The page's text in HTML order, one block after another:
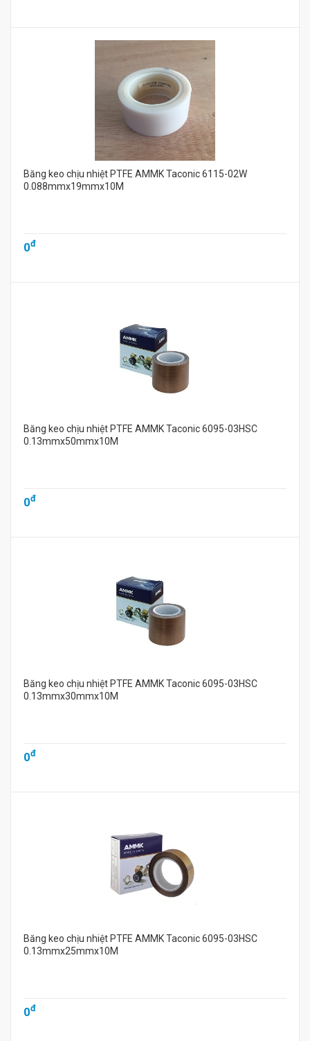
Băng keo chịu nhiệt PTFE AMMK Taconic 6115-02W
0.088mmx19mmx10M
0đ
Băng keo chịu nhiệt PTFE AMMK Taconic 6095-03HSC
0.13mmx50mmx10M
0đ
Băng keo chịu nhiệt PTFE AMMK Taconic 6095-03HSC
0.13mmx30mmx10M
0đ
Băng keo chịu nhiệt PTFE AMMK Taconic 6095-03HSC
0.13mmx25mmx10M
0đ